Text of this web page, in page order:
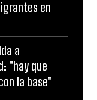
en
a
"hay que
la base"